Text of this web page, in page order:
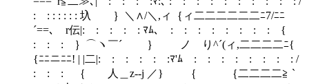
: : : : : : : 圦 ｝＼∧/＼,ィ｛ィ二二二二二二ﾆ7/ﾆﾆ
´==､￣r伝|: : : : : ﾏﾑ､ : : : : : : : : {
: : : ｝⌒ヽ￣´ ｝ ノ り^´(ィ,二二二二ﾆ{
{ﾆﾆニﾆﾆ! | |二|: : : : : :ﾏ'ﾑ : : : : : : : : /
: : : ｛ 人＿z--j ／} ｛ ｛二二二二≧ `